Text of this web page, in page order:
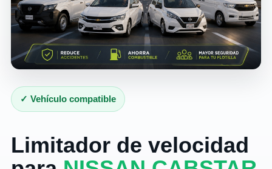
✓ Vehículo compatible
Limitador de velocidad